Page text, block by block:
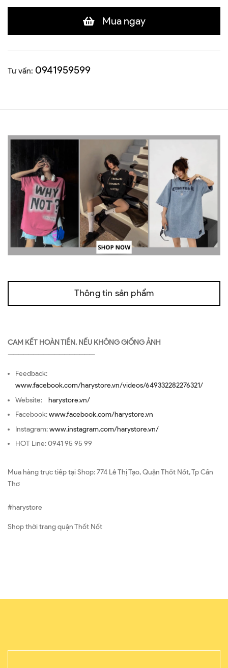
Mua ngay
Tư vấn: 0941959599
Thông tin sản phẩm
CAM KẾT HOÀN TIỀN. NẾU KHÔNG GIỐNG ẢNH
—————————————————
Feedback:
www.facebook.com/harystore.vn/videos/649332282276321/
Website: harystore.vn/
Facebook:www.facebook.com/harystore.vn
Instagram:www.instagram.com/harystore.vn/
HOT Line: 0941 95 95 99
Mua hàng trực tiếp tại Shop: 774 Lê Thị Tạo, Quận Thốt Nốt, Tp Cần
Thơ
#harystore
Shop thời trang quận Thốt Nốt